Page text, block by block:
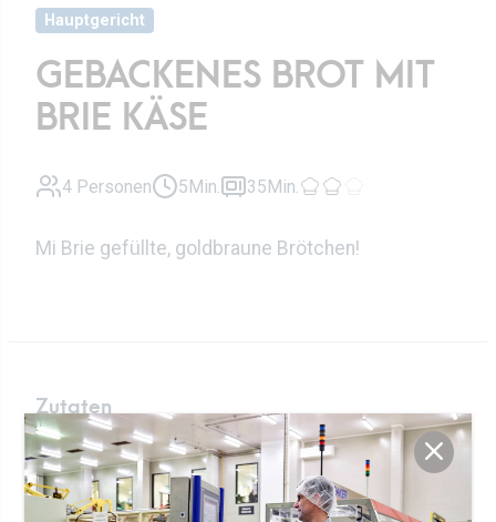
Hauptgericht
GEBACKENES BROT MIT
BRIE KÄSE
4 Personen 5Min. 35Min.
Mi Brie gefüllte, goldbraune Brötchen!
Zutaten
2 Bio Brie